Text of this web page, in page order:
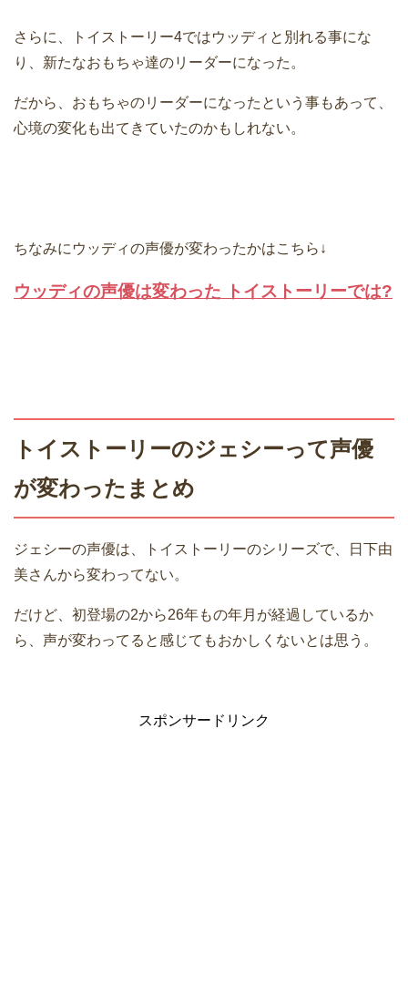
さらに、トイストーリー4ではウッディと別れる事にな
り、新たなおもちゃ達のリーダーになった。
だから、おもちゃのリーダーになったという事もあって、
心境の変化も出てきていたのかもしれない。
ちなみにウッディの声優が変わったかはこちら↓
ウッディの声優は変わった トイストーリーでは?
トイストーリーのジェシーって声優
が変わったまとめ
ジェシーの声優は、トイストーリーのシリーズで、日下由
美さんから変わってない。
だけど、初登場の2から26年もの年月が経過しているか
ら、声が変わってると感じてもおかしくないとは思う。
スポンサードリンク